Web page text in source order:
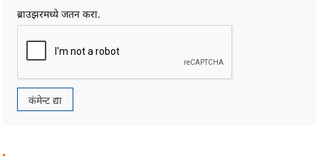
ब्राउझरमध्ये जतन करा.